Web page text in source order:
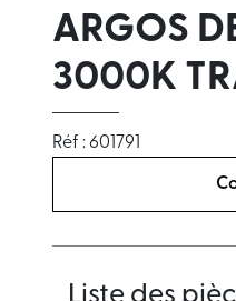
ARGOS
3000K
Réf : 601791